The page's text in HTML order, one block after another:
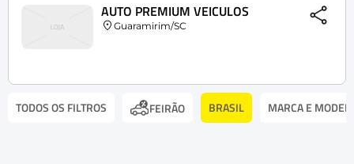
AUTO PREMIUM VEICULOS
Guaramirim/SC
TODOS OS FILTROS FEIRÃO BRASIL MARCA E